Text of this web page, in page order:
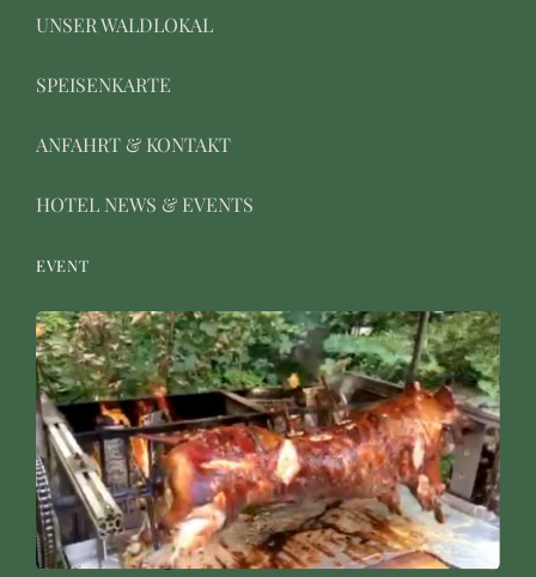
UNSER WALDLOKAL
SPEISENKARTE
ANFAHRT & KONTAKT
HOTEL NEWS & EVENTS
EVENT